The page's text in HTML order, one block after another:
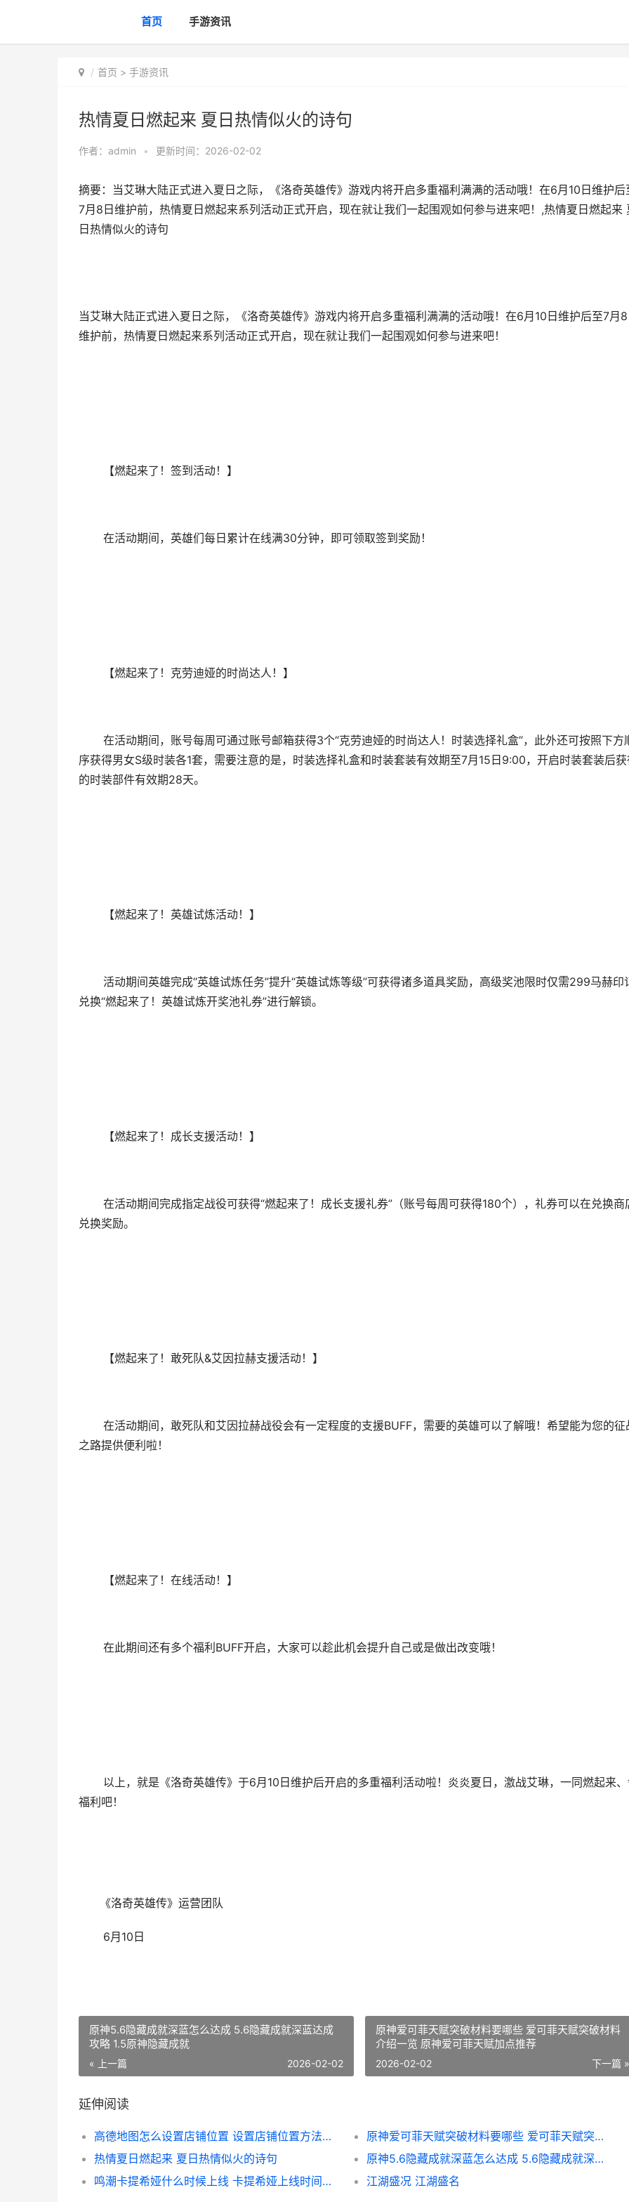
首页 手游资讯
首页 > 手游资讯
热情夏日燃起来 夏日热情似火的诗句
作者： admin • 更新时间：2026-02-02
摘要：​当艾琳大陆正式进入夏日之际，《洛奇英雄传》游戏内将开启多重福利满满的活动哦！在6月10日维护后
7月8日维护前，热情夏日燃起来系列活动正式开启，现在就让我们一起围观如何参与进来吧！,热情夏日燃起来
日热情似火的诗句
当艾琳大陆正式进入夏日之际，《洛奇英雄传》游戏内将开启多重福利满满的活动哦！在6月10日维护后至7月
维护前，热情夏日燃起来系列活动正式开启，现在就让我们一起围观如何参与进来吧！
【燃起来了！签到活动！】
在活动期间，英雄们每日累计在线满30分钟，即可领取签到奖励！
【燃起来了！克劳迪娅的时尚达人！】
在活动期间，账号每周可通过账号邮箱获得3个“克劳迪娅的时尚达人！时装选择礼盒”，此外还可按照下方
序获得男女S级时装各1套，需要注意的是，时装选择礼盒和时装套装有效期至7月15日9:00，开启时装套装后
的时装部件有效期28天。
【燃起来了！英雄试炼活动！】
活动期间英雄完成“英雄试炼任务”提升“英雄试炼等级”可获得诸多道具奖励，高级奖池限时仅需299马赫印
兑换“燃起来了！英雄试炼开奖池礼券”进行解锁。
【燃起来了！成长支援活动！】
在活动期间完成指定战役可获得“燃起来了！成长支援礼券”（账号每周可获得180个），礼券可以在兑换商
兑换奖励。
【燃起来了！敢死队&艾因拉赫支援活动！】
在活动期间，敢死队和艾因拉赫战役会有一定程度的支援BUFF，需要的英雄可以了解哦！希望能为您的征
之路提供便利啦！
【燃起来了！在线活动！】
在此期间还有多个福利BUFF开启，大家可以趁此机会提升自己或是做出改变哦！
以上，就是《洛奇英雄传》于6月10日维护后开启的多重福利活动啦！炎炎夏日，激战艾琳，一同燃起来
福利吧！
《洛奇英雄传》运营团队
6月10日
原神5.6隐藏成就深蓝怎么达成 5.6隐藏成就深蓝达成
攻略 1.5原神隐藏成就
« 上一篇 2026-02-02
原神爱可菲天赋突破材料要哪些 爱可菲天赋突破材料
介绍一览 原神爱可菲天赋加点推荐
下一篇 »
2026-02-02
延伸阅读
高德地图怎么设置店铺位置 设置店铺位置方法步骤一览 高德地图怎么设置新手模式
原神爱可菲天赋突破材料要哪些 爱可菲天赋突破材料介绍一览 原神爱可菲天赋加点推荐
热情夏日燃起来 夏日热情似火的诗句
原神5.6隐藏成就深蓝怎么达成 5.6隐藏成就深蓝达成攻略 1.5原神隐藏成就
鸣潮卡提希娅什么时候上线 卡提希娅上线时间一览
江湖盛况 江湖盛名